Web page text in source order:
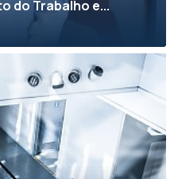
do Trabalho e...